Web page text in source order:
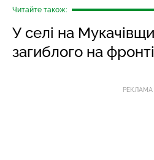
Читайте також:
У селі на
загиблого на
РЕКЛАМА